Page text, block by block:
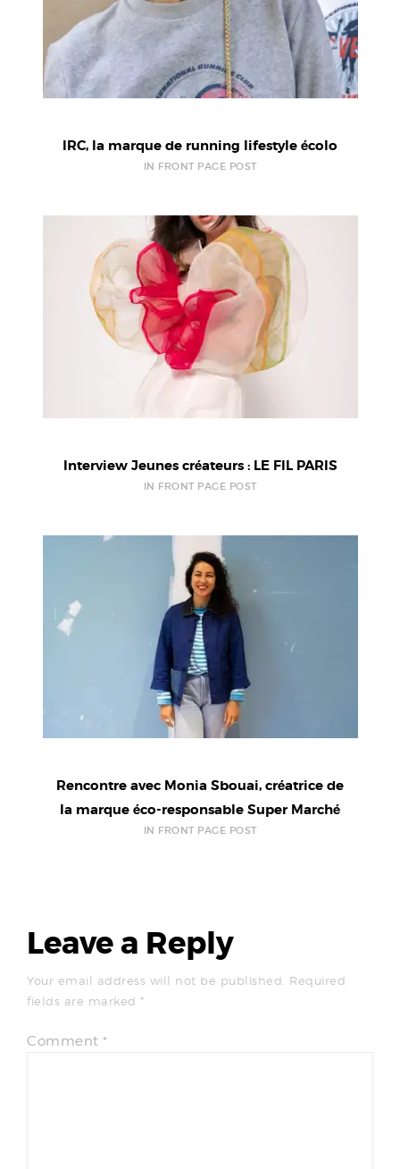
IRC, la marque de running lifestyle écolo
IN FRONT PAGE POST
Interview Jeunes créateurs : LE FIL PARIS
IN FRONT PAGE POST
Rencontre avec Monia Sbouai, créatrice de
la marque éco-responsable Super Marché
IN FRONT PAGE POST
Leave a Reply
Your email address will not be published. Required
fields are marked *
Comment *